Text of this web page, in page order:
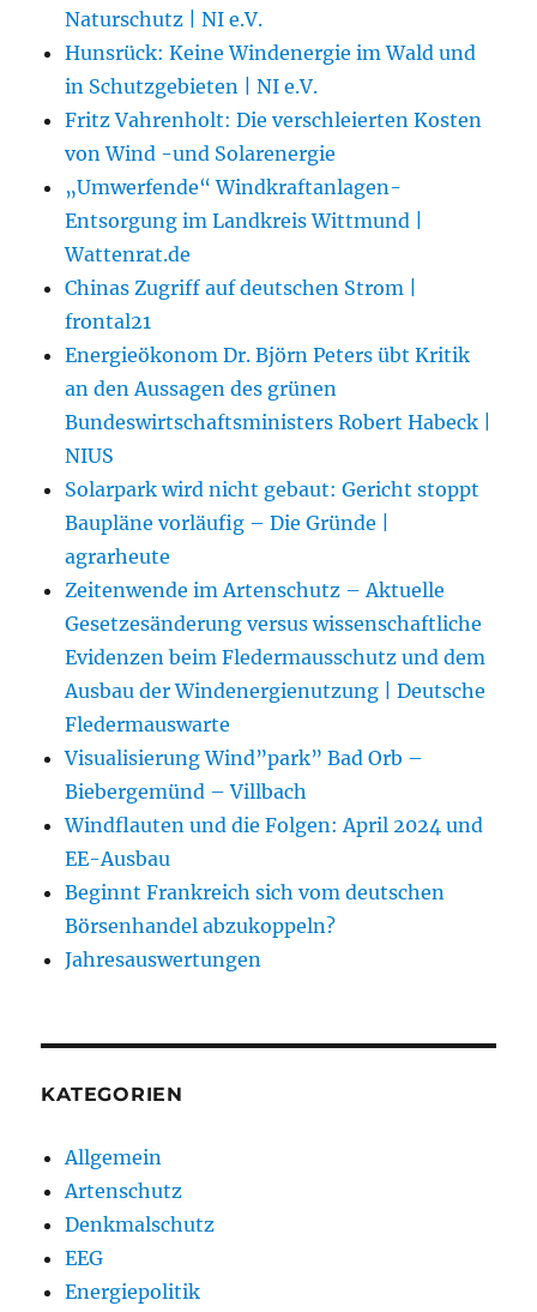
Naturschutz | NI e.V.
Hunsrück: Keine Windenergie im Wald und
in Schutzgebieten | NI e.V.
Fritz Vahrenholt: Die verschleierten Kosten
von Wind -und Solarenergie
„Umwerfende“ Windkraftanlagen-
Entsorgung im Landkreis Wittmund |
Wattenrat.de
Chinas Zugriff auf deutschen Strom |
frontal21
Energieökonom Dr. Björn Peters übt Kritik
an den Aussagen des grünen
Bundeswirtschaftsministers Robert Habeck |
NIUS
Solarpark wird nicht gebaut: Gericht stoppt
Baupläne vorläufig – Die Gründe |
agrarheute
Zeitenwende im Artenschutz – Aktuelle
Gesetzesänderung versus wissenschaftliche
Evidenzen beim Fledermausschutz und dem
Ausbau der Windenergienutzung | Deutsche
Fledermauswarte
Visualisierung Wind”park” Bad Orb –
Biebergemünd – Villbach
Windflauten und die Folgen: April 2024 und
EE-Ausbau
Beginnt Frankreich sich vom deutschen
Börsenhandel abzukoppeln?
Jahresauswertungen
KATEGORIEN
Allgemein
Artenschutz
Denkmalschutz
EEG
Energiepolitik